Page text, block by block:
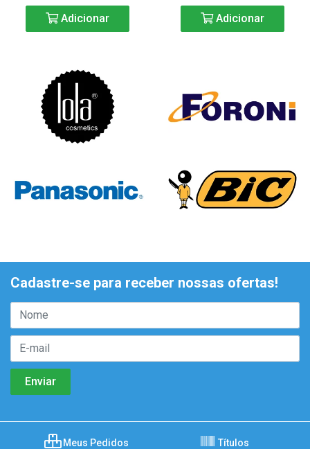
Adicionar Adicionar
Cadastre-se para receber nossas ofertas!
Meus Pedidos Títulos